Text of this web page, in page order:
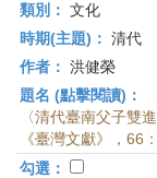
類別： 文化
時期(主題)： 清代
作者： 洪健榮
題名 (點擊閱讀)：
〈清代臺南父子雙
《臺灣文獻》，66
勾選：